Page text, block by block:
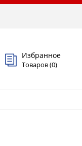
Избранное
Товаров (0)